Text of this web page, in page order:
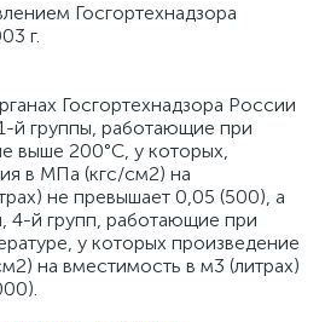
Госгортехнадзора
г.
Госгортехнадзора России
й группы, работающие при
выше 200°С, у которых,
в МПа (кгс/см2) на
не превышает 0,05 (500), а
4-й групп, работающие при
у которых произведение
на вместимость в м3 (литрах)